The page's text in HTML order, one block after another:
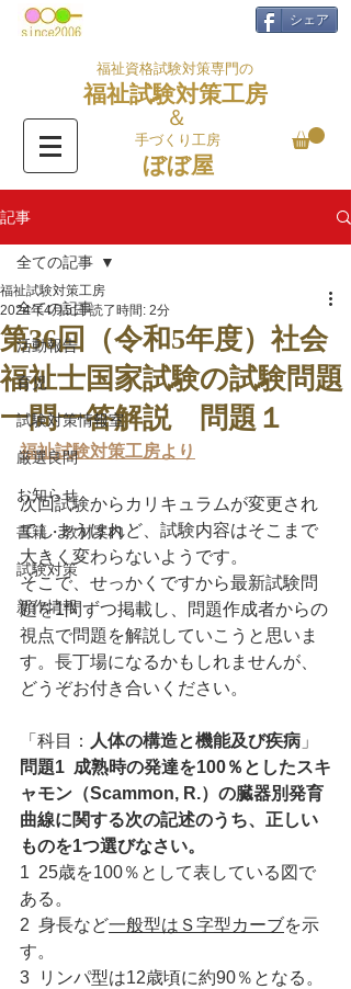
シェア
福祉資格試験対策専門の
福祉試験対策工房
＆
手づくり工房
ぼぼ屋
記事
全ての記事
活動報告
育児
試験対策情報室
厳選良問
お知らせ
書籍・教材案内
試験対策
新作情報
全ての記事
第36回（令和5年度）社会
福祉士国家試験の試験問題
一問一答解説 問題１
福祉試験対策工房
2024年4月5日 読了時間: 2分
福祉試験対策工房より
次回試験からカリキュラムが変更され
てしまうけれど、試験内容はそこまで
大きく変わらないようです。
そこで、せっかくですから最新試験問
題を1問ずつ掲載し、問題作成者からの
視点で問題を解説していこうと思いま
す。長丁場になるかもしれませんが、
どうぞお付き合いください。
「科目： 人体の構造と機能及び疾病 」
問題1  成熟時の発達を100％としたスキ
ャモン（Scammon, R.）の臓器別発育
曲線に関する次の記述のうち、正しい
ものを1つ選びなさい。
1  25歳を100％として表している図で
ある。
2  身長など一般型はＳ字型カーブを示
す。
3  リンパ型は12歳頃に約90％となる。